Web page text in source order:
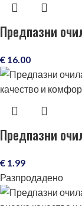
Предпазни
€ 16.00
Предпазни
€ 1.99
Разпродадено